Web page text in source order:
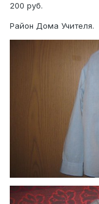
200 руб.
Район Дома Учителя.